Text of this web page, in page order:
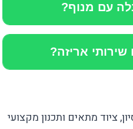
עם מנוף?
שירותי אריזה?
ציוד מתאים ותכנון מקצועי